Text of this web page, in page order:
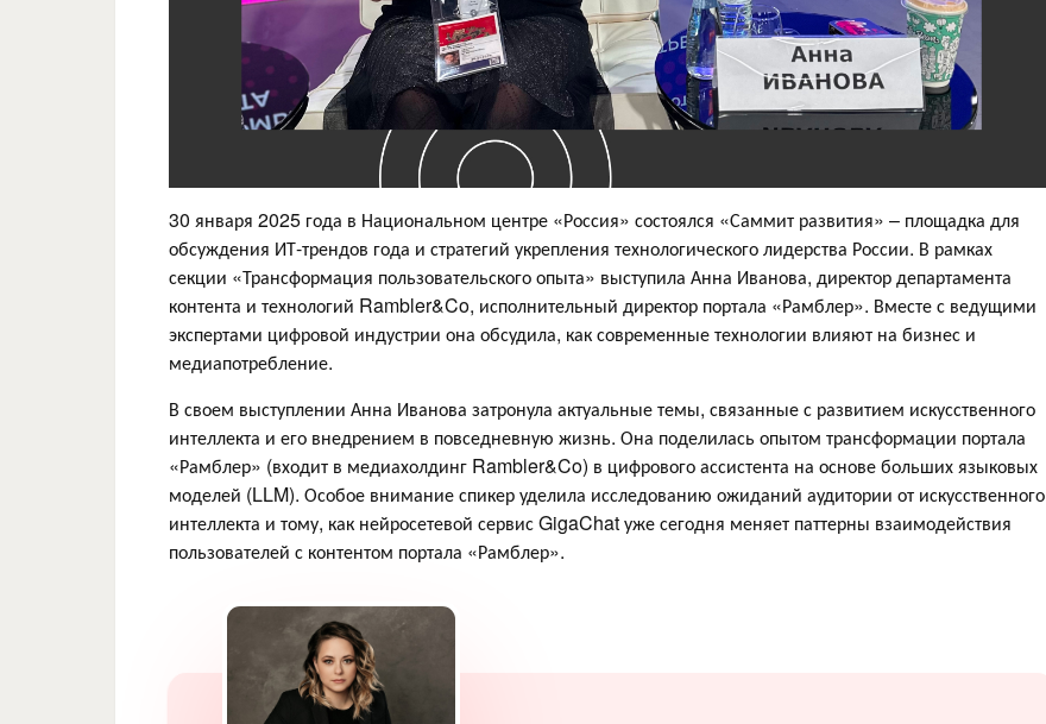
30 января 2025 года в Национальном центре «Россия» состоялся «Саммит развития» – площадка для
обсуждения ИТ-трендов года и стратегий укрепления технологического лидерства России. В рамках
секции «Трансформация пользовательского опыта» выступила Анна Иванова, директор департамента
контента и технологий Rambler&Co, исполнительный директор портала «Рамблер». Вместе с ведущими
экспертами цифровой индустрии она обсудила, как современные технологии влияют на бизнес и
медиапотребление.
В своем выступлении Анна Иванова затронула актуальные темы, связанные с развитием искусственного
интеллекта и его внедрением в повседневную жизнь. Она поделилась опытом трансформации портала
«Рамблер» (входит в медиахолдинг Rambler&Co) в цифрового ассистента на основе больших языковых
моделей (LLM). Особое внимание спикер уделила исследованию ожиданий аудитории от искусственного
интеллекта и тому, как нейросетевой сервис GigaChat уже сегодня меняет паттерны взаимодействия
пользователей с контентом портала «Рамблер».